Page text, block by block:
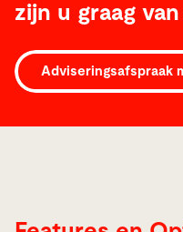
zijn u graag
Adviseringsafspraak
Features